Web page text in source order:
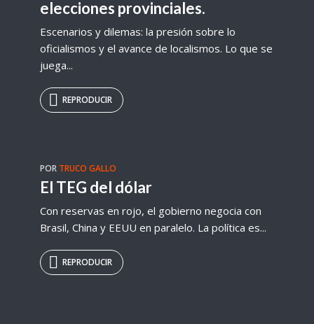
elecciones provinciales.
Escenarios y dilemas: la presión sobre lo
oficialismos y el avance de localismos. Lo que se
juega...
REPRODUCIR
POR TRUCO GALLO
El TEG del dólar
Con reservas en rojo, el gobierno negocia con
Brasil, China y EEUU en paralelo. La política es...
REPRODUCIR